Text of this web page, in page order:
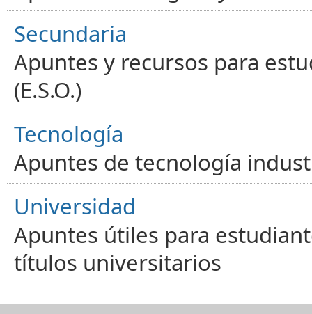
Secundaria
Apuntes y recursos para
(E.S.O.)
Tecnología
Apuntes de tecnología
Universidad
Apuntes útiles para
títulos universitarios